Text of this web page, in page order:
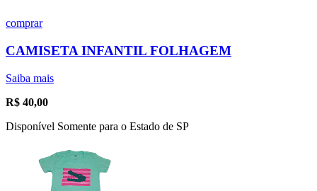
comprar
CAMISETA INFANTIL FOLHAGEM
Saiba mais
R$ 40,00
Disponível Somente para o Estado de SP